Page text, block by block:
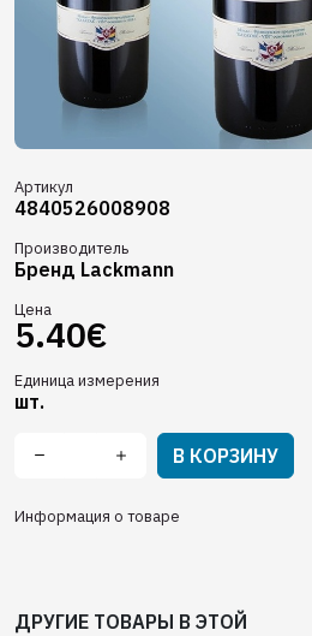
Артикул
4840526008908
Производитель
Бренд Lackmann
Цена
5.40€
Единица измерения
шт.
В КОРЗИНУ
Информация о товаре
ДРУГИЕ ТОВАРЫ В ЭТОЙ